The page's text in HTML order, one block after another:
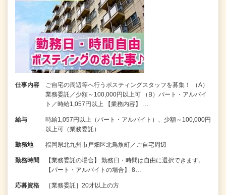
仕事内容
ご自宅の周辺等へ行うポスティングスタッフを募集！ （A）
業務委託／少額～100,000円以上可 （B）パート・アルバイ
ト／時給1,057円以上 【業務内容】 …
給与
時給1,057円以上（パート・アルバイト）、少額～100,000円
以上可（業務委託）
勤務地 福岡県北九州市戸畑区北鳥旗町／ご自宅周辺
勤務時間
【業務委託の場合】 勤務日・時間は自由に選択できます。
【パート・アルバイトの場合】 8…
応募資格 ［業務委託］20才以上の方